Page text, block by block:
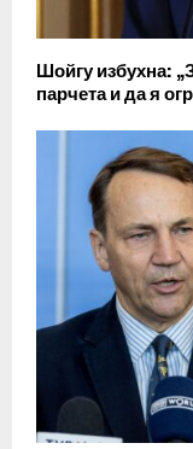
Шойгу избухна:
парчета и да я